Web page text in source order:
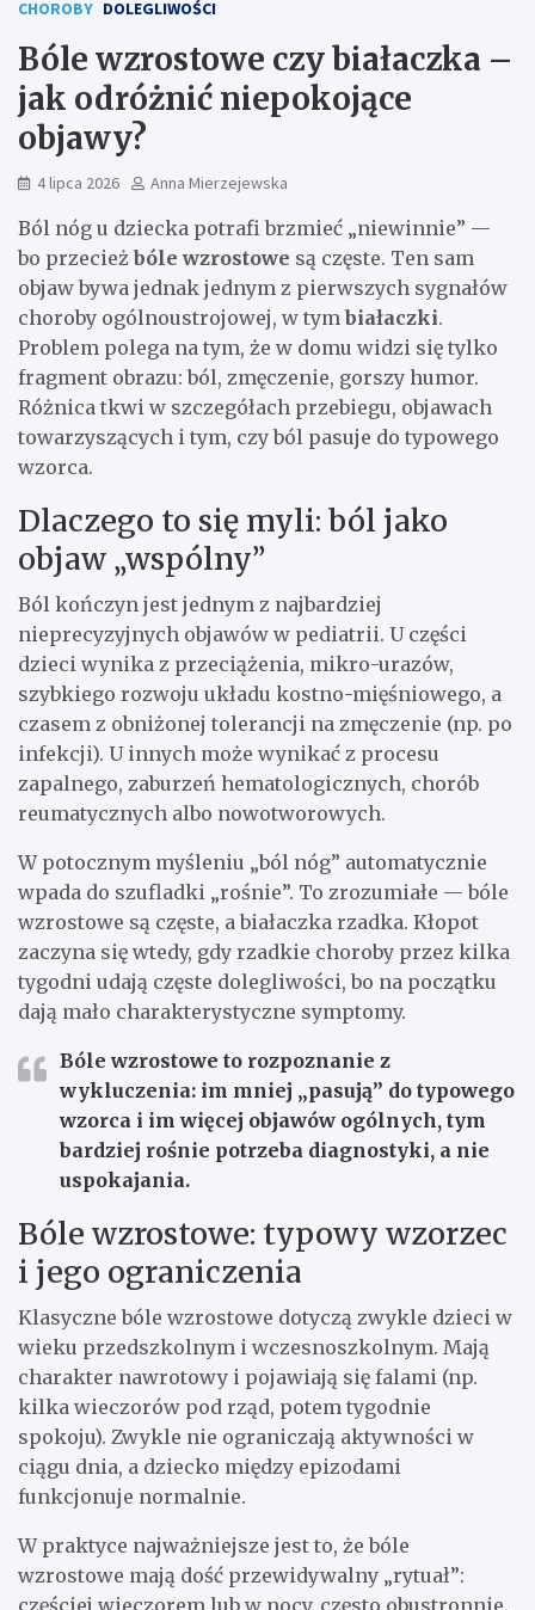
CHOROBY DOLEGLIWOŚCI
Bóle wzrostowe czy białaczka –
jak odróżnić niepokojące
objawy?
4 lipca 2026 Anna Mierzejewska
Ból nóg u dziecka potrafi brzmieć „niewinnie” —
bo przecież bóle wzrostowe są częste. Ten sam
objaw bywa jednak jednym z pierwszych sygnałów
choroby ogólnoustrojowej, w tym białaczki.
Problem polega na tym, że w domu widzi się tylko
fragment obrazu: ból, zmęczenie, gorszy humor.
Różnica tkwi w szczegółach przebiegu, objawach
towarzyszących i tym, czy ból pasuje do typowego
wzorca.
Dlaczego to się myli: ból jako
objaw „wspólny”
Ból kończyn jest jednym z najbardziej
nieprecyzyjnych objawów w pediatrii. U części
dzieci wynika z przeciążenia, mikro-urazów,
szybkiego rozwoju układu kostno-mięśniowego, a
czasem z obniżonej tolerancji na zmęczenie (np. po
infekcji). U innych może wynikać z procesu
zapalnego, zaburzeń hematologicznych, chorób
reumatycznych albo nowotworowych.
W potocznym myśleniu „ból nóg” automatycznie
wpada do szufladki „rośnie”. To zrozumiałe — bóle
wzrostowe są częste, a białaczka rzadka. Kłopot
zaczyna się wtedy, gdy rzadkie choroby przez kilka
tygodni udają częste dolegliwości, bo na początku
dają mało charakterystyczne symptomy.
Bóle wzrostowe to rozpoznanie z
wykluczenia: im mniej „pasują” do typowego
wzorca i im więcej objawów ogólnych, tym
bardziej rośnie potrzeba diagnostyki, a nie
uspokajania.
Bóle wzrostowe: typowy wzorzec
i jego ograniczenia
Klasyczne bóle wzrostowe dotyczą zwykle dzieci w
wieku przedszkolnym i wczesnoszkolnym. Mają
charakter nawrotowy i pojawiają się falami (np.
kilka wieczorów pod rząd, potem tygodnie
spokoju). Zwykle nie ograniczają aktywności w
ciągu dnia, a dziecko między epizodami
funkcjonuje normalnie.
W praktyce najważniejsze jest to, że bóle
wzrostowe mają dość przewidywalny „rytuał”: